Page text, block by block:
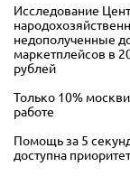
Исследование
недополученные
маркетплейсов в
рублей
Только 10%
работе
Помощь за 5
доступна